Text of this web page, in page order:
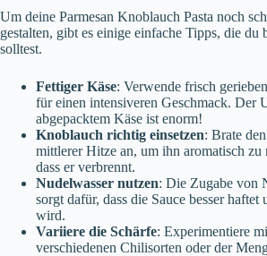
Um deine Parmesan Knoblauch Pasta noch
gestalten, gibt es einige einfache Tipps, die du
solltest.
Fettiger Käse: Verwende frisch
für einen intensiveren Geschmack. Der
abgepacktem Käse ist enorm!
Knoblauch richtig einsetzen: Brate
mittlerer Hitze an, um ihn aromatisch zu
dass er verbrennt.
Nudelwasser nutzen: Die Zugabe von
sorgt dafür, dass die Sauce besser haftet
wird.
Variiere die Schärfe: Experimentiere
verschiedenen Chilisorten oder der